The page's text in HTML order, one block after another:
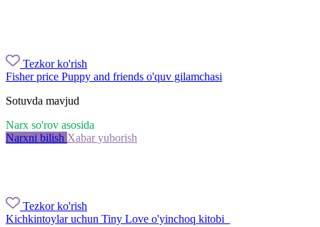
Tezkor ko'rish
Fisher price Puppy and friends o'quv gilamchasi
Sotuvda mavjud
Narx so'rov asosida
Narxni bilish Xabar yuborish
Tezkor ko'rish
Kichkintoylar uchun Tiny Love o'yinchoq kitobi